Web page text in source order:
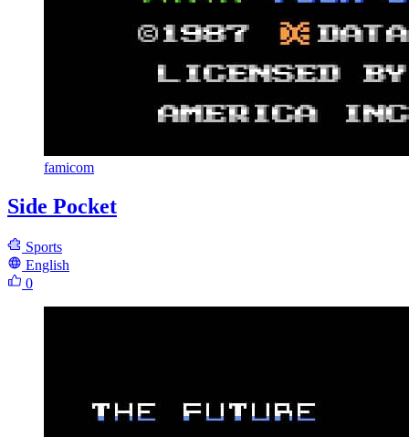
famicom
Side Pocket
Sports
English
0